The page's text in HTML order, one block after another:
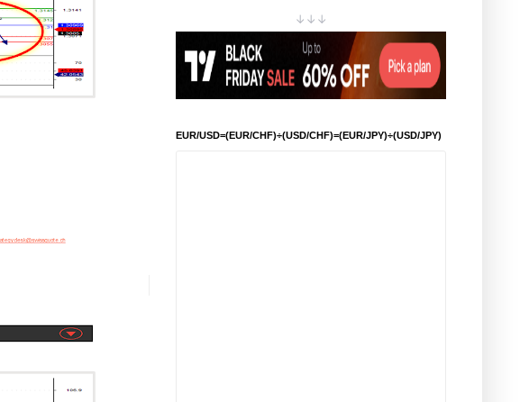
↓↓↓
EUR/USD=(EUR/CHF)÷(USD/CHF)=(EUR/JPY)÷(USD/JPY)